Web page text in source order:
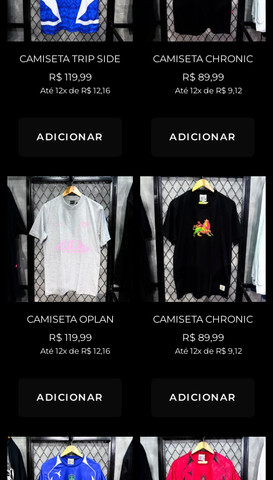
CAMISETA TRIP SIDE
Preço
promocional
R$ 119,99
Até 12x de R$ 12,16
ADICIONAR
CAMISETA CHRONIC
Preço
promocional
R$ 89,99
Até 12x de R$ 9,12
ADICIONAR
CAMISETA OPLAN
Preço
promocional
R$ 119,99
Até 12x de R$ 12,16
ADICIONAR
CAMISETA CHRONIC
Preço
promocional
R$ 89,99
Até 12x de R$ 9,12
ADICIONAR